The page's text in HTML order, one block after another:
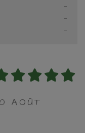
-
-
-
AOÛT